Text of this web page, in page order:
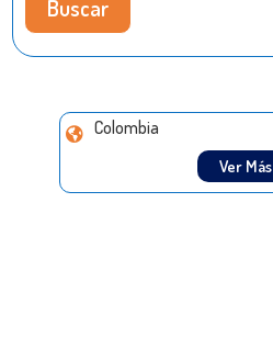
Buscar
Colombia
Ver Más